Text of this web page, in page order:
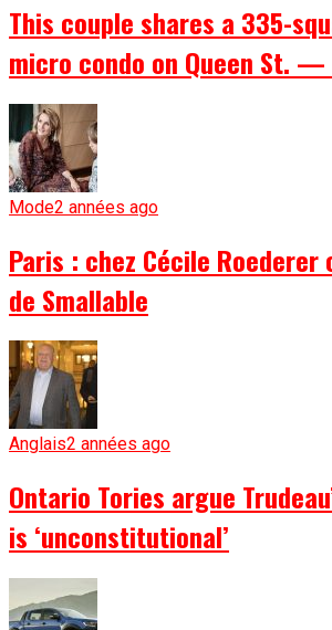
This couple shares a 335-
micro condo on Queen St.
Mode2 années ago
Paris : chez Cécile
de Smallable
Anglais2 années ago
Ontario Tories argue
is ‘unconstitutional’